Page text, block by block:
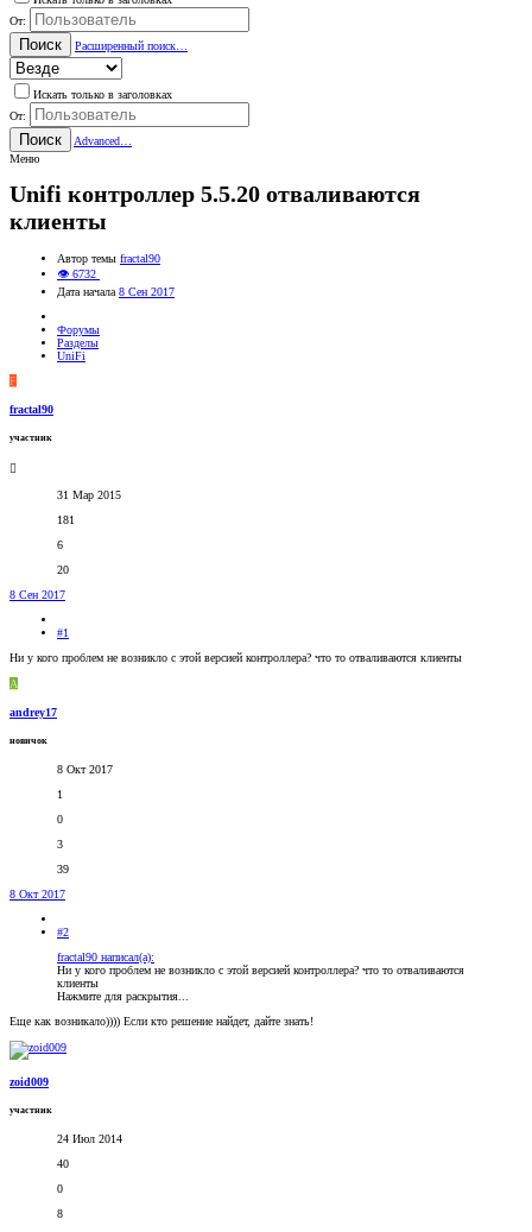
От:
Поиск Расширенный поиск…
Искать только в заголовках
От:
Поиск
Advanced…
Меню
Unifi контроллер 5.5.20 отваливаются
клиенты
Автор темы fractal90
👁 6732
Дата начала 8 Сен 2017
Форумы
Разделы
UniFi
F
fractal90
участник
31 Мар 2015
181
6
20
8 Сен 2017
#1
Ни у кого проблем не возникло с этой версией контроллера? что то отваливаются клиенты
A
andrey17
новичок
8 Окт 2017
1
0
3
39
8 Окт 2017
#2
fractal90 написал(а):
Ни у кого проблем не возникло с этой версией контроллера? что то отваливаются
клиенты
Нажмите для раскрытия...
Еще как возникало)))) Если кто решение найдет, дайте знать!
zoid009
участник
24 Июл 2014
40
0
8